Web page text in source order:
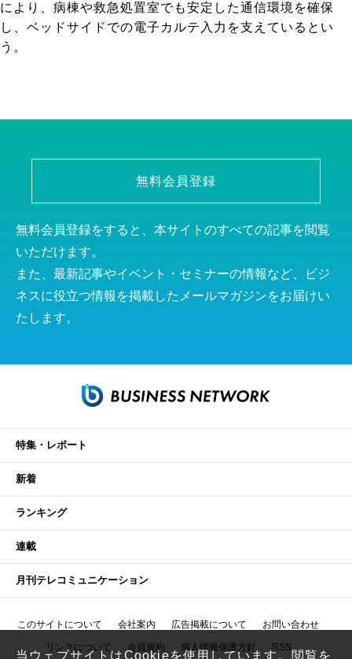
により、病棟や救急処置室でも安定した通信環境を確保
し、ベッドサイドでの電子カルテ入力を支えているとい
う。
無料会員登録
無料会員登録をすると、本サイトのすべての記事を閲覧
いただけます。
また、最新記事やイベント・セミナーの情報など、ビジ
ネスに役立つ情報を掲載したメールマガジンをお届けい
たします。
特集・レポート
新着
ランキング
連載
月刊テレコミュニケーション
このサイトについて 会社案内 広告掲載について お問い合わせ
リンクについて 会員規約 個人情報保護方針 RSS
当ウェブサイトはCookieを使用しています。閲覧を